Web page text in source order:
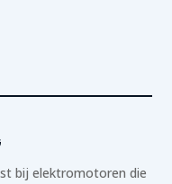
bij elektromotoren die